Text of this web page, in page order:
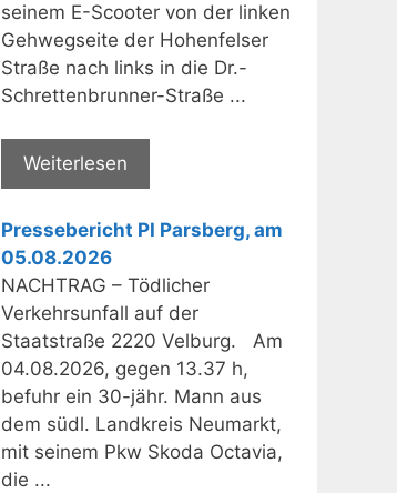
seinem E-Scooter von der linken
Gehwegseite der Hohenfelser
Straße nach links in die Dr.-
Schrettenbrunner-Straße ...
Weiterlesen
Pressebericht PI Parsberg, am
05.08.2026
NACHTRAG – Tödlicher
Verkehrsunfall auf der
Staatstraße 2220 Velburg. Am
04.08.2026, gegen 13.37 h,
befuhr ein 30-jähr. Mann aus
dem südl. Landkreis Neumarkt,
mit seinem Pkw Skoda Octavia,
die ...